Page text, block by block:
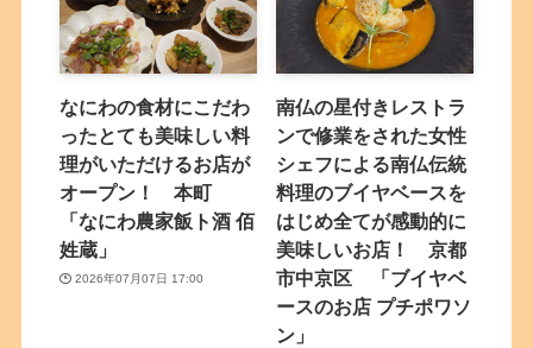
なにわの食材にこだわ
ったとても美味しい料
理がいただけるお店が
オープン！ 本町
「なにわ農家飯ト酒 佰
姓蔵」
2026年07月07日 17:00
南仏の星付きレストラ
ンで修業をされた女性
シェフによる南仏伝統
料理のブイヤベースを
はじめ全てが感動的に
美味しいお店！ 京都
市中京区 「ブイヤベ
ースのお店 プチポワソ
ン」